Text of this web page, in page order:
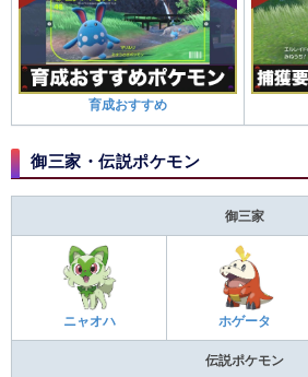
育成おすすめ
御三家・伝説ポケモン
御三家
ニャオハ ホゲータ
伝説ポケモン